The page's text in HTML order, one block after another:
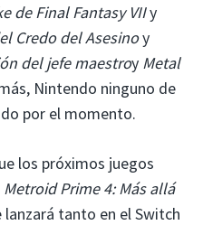
de Final Fantasy VIIy
Credo del Asesinoy
del jefe maestroy Metal
Nintendo ninguno de
por el momento.
los próximos juegos
Metroid Prime 4: Más allá
lanzará tanto en el Switch